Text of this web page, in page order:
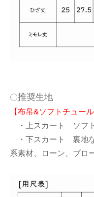
〇推奨生地
【布帛&ソフトチュー
・上スカート ソフ
・下スカート 裏地な
系素材、ローン、ブロ